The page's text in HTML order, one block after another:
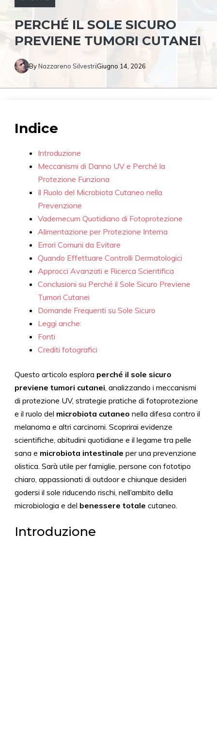
PERCHÉ IL SOLE SICURO
PREVIENE TUMORI CUTANEI
ByNazzareno SilvestriGiugno 14, 2026
Indice
Introduzione
Meccanismi di Danno UV e Perché la
Protezione Funziona
Il Ruolo del Microbiota Cutaneo nella
Prevenzione
Vademecum Quotidiano di Fotoprotezione
Alimentazione per Protezione Interna
Errori Comuni da Evitare
Quando Effettuare Controlli Dermatologici
Approcci Avanzati e Ricerca Scientifica
Conclusioni su Perché il Sole Sicuro Previene
Tumori Cutanei
Domande Frequenti su Sole Sicuro
Leggi anche:
Fonti
Crediti fotografici
Questo articolo esplora perché il sole sicuro
previene tumori cutanei, analizzando i meccanismi
di protezione UV, strategie pratiche di fotoprotezione
e il ruolo del microbiota cutaneo nella difesa contro il
melanoma e altri carcinomi. Scoprirai evidenze
scientifiche, abitudini quotidiane e il legame tra pelle
sana e microbiota intestinale per una prevenzione
olistica. Sarà utile per famiglie, persone con fototipo
chiaro, appassionati di outdoor e chiunque desideri
godersi il sole riducendo rischi, nell’ambito della
microbiologia e del benessere totale cutaneo.
Introduzione